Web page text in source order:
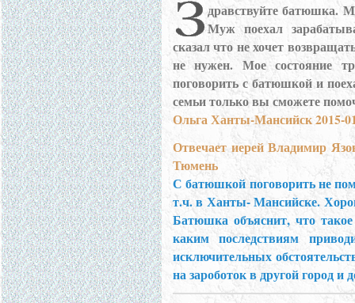
дравствуйте батюшка.
Муж поехал
сказал что не хочет
не нужен. Мое состояние
поговорить с батюшкой и
семьи только вы сможете
Ольга Ханты-Мансийск 2015-
Отвечает иерей Владимир
Тюмень
С батюшкой поговорить не
т.ч. в Ханты- Мансийске.
Батюшка объяснит, что
каким последствиям
исключительных
на зароботок в другой город